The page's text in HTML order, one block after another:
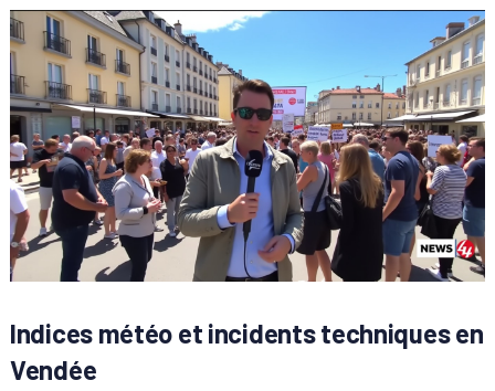
Indices météo et incidents techniques en
Vendée